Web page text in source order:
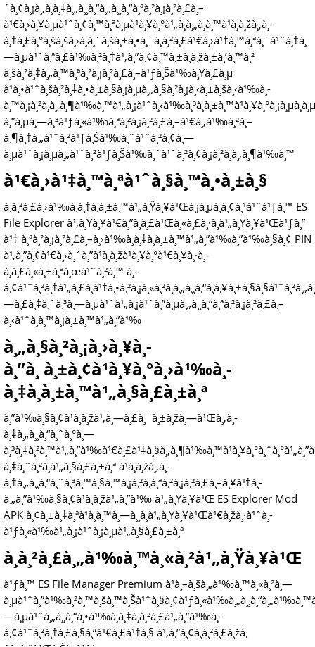
´à¸¢à¸¡à¸‚à¸­à¸‡à¸„à¸¸à¸“à¸„à¸¸à¸“à¸ªà¸²à¸¡à¸²à¸£à¸–
à¹€à¸›à¸¥à¸µà¹ˆà¸¢à¸™à¸ªà¸µà¹à¸¥à¸°à¹„à¸­à¸„à¸­à¸™à¹à¸­à¸žà¸‚à¸­
à¸‡à¸£à¸°à¸šà¸šà¸›à¸à¸´à¸šà¸±à¸•à¸´à¸à¸²à¸£à¹€à¸›à¹‡à¸™à¸ªà¸´à¹ˆà¸‡à¸
—à¸µà¹ˆà¸ªà¸£à¹‰à¸²à¸‡à¹‚à¸”à¸¢à¸™à¸±à¸à¸žà¸±à¸’à¸™à¸²
à¸šà¸²à¸‡à¸„à¸™à¸ªà¸²à¸¡à¸²à¸£à¸–à¹ƒà¸Šà¹‰à¸Ÿà¸£à¸µ
à¹à¸•à¹ˆà¸šà¸²à¸‡à¸•à¸±à¸§à¸¡à¸µà¸„à¸§à¸²à¸¡à¸‹à¸±à¸šà¸‹à¹‰à¸­
à¸”à¸µà¸—à¸³à¹ƒà¸«à¹‰à¸ªà¸²à¸¡à¸²à¸£à¸–à¹€à¸‚à¹‰à¸²à¸–
à¸¶à¸‡à¸„à¹ˆà¸²à¹ƒà¸Šà¹‰à¸ˆà¹ˆà¸²à¸¢à¸—
à¸µà¹ˆà¸¡à¸µà¸„à¹ˆà¸²à¹ƒà¸Šà¹‰à¸ˆà¹ˆà¸²à¸¢à¸¡à¸²à¸à¸‚à¸¶à¹‰à¸™
à¹€à¸›à¹‡à¸™à¸ªà¹ˆà¸§à¸™à¸•à¸±à¸§
à¸à¸²à¸£à¸›à¹‰à¸­à¸‡à¸à¸±à¸™à¹„à¸Ÿà¸¥à¹Œà¸¡à¸µà¸­à¸¢à¸¹à¹ˆà¹ƒà¸™ ES
File Explorer à¹‚à¸Ÿà¸¥à¹€à¸”à¸­à¸£à¹Œà¸«à¸£à¸·à¸­à¹„à¸Ÿà¸¥à¹Œà¹ƒà¸”
à¹† à¸ªà¸²à¸¡à¸²à¸£à¸–à¸›à¹‰à¸­à¸‡à¸à¸±à¸™à¹„à¸”à¹‰à¸”à¹‰à¸§à¸¢ PIN
à¹‚à¸”à¸¢à¹€à¸›à¸´à¸”à¹à¸­à¸žà¹à¸¥à¸°à¹€à¸¥à¸·à¸­
à¸à¸£à¸«à¸±à¸ªà¸œà¹ˆà¸²à¸™ à¸­
—à¸£à¸‡à¸ˆà¸³à¸—à¸µà¹ˆà¹„à¸¡à¹ˆà¸”à¸µà¸„à¸¸à¸“à¸ªà¸²à¸¡à¸²à¸£à¸–
à¸‹à¹ˆà¸­à¸™à¸¡à¸±à¸™à¹„à¸”à¹‰
à¸„à¸§à¸²à¸¡à¸›à¸¥à¸­
à¸”à¸ à¸±à¸¢à¹à¸¥à¸°à¸›à¹‰à¸­
à¸‡à¸à¸±à¸™à¹„à¸§à¸£à¸±à¸ª
à¸”à¹‰à¸§à¸¢à¹à¸­à¸žà¹‚à¸—à¸£à¸¨à¸±à¸žà¸—à¹Œà¸‚à¸­
à¸‡à¸„à¸¸à¸“à¸ˆà¸°à¸—
à¸‡à¸ˆà¸²à¸à¹„à¸§à¸£à¸±à¸ª à¹à¸­à¸žà¸‚à¸­
à¸‡à¸„à¸¸à¸“à¸ˆà¸³à¸™à¸§à¸™à¸¡à¸²à¸à¸ªà¸²à¸¡à¸²à¸£à¸–à¸¥à¹‡à¸­
à¸„à¸”à¹‰à¸§à¸¢à¹à¸­à¸žà¹„à¸”à¹‰ à¹„à¸Ÿà¸¥à¹Œ ES Explorer Mod
APK à¸¢à¸±à¸‡à¸ªà¹à¸à¸™à¸—à¸¸à¸à¹„à¸Ÿà¸¥à¹Œà¹€à¸žà¸·à¹ˆà¸­
à¹ƒà¸«à¹‰à¹„à¸¡à¹ˆà¸¡à¸µà¹„à¸§à¸£à¸±à¸ª
à¸à¸²à¸£à¸„à¹‰à¸™à¸«à¸²à¹„à¸Ÿà¸¥à¹Œ
à¹ƒà¸™ ES File Manager Premium à¹à¸–à¸šà¸„à¹‰à¸™à¸«à¸²à¸—
—à¸µà¹ˆà¸„à¸¸à¸“à¸•à¹‰à¸­à¸‡à¸à¸²à¸£à¹„à¸”à¹‰à¸­
à¸¢à¹ˆà¸²à¸‡à¸£à¸§à¸”à¹€à¸£à¹‡à¸§ à¹‚à¸”à¸¢à¸à¸²à¸£à¸žà¸